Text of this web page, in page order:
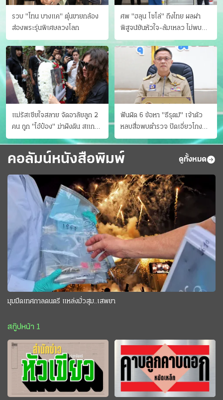
รวบ "โทน บางแค" ตุ๋นขายกล้อง
ส่องพระรุ่นพิเศษลวงโลก
ศพ "ฮลุน โซโล่" ถึงไทย ผลผ่า
พิสูจน์ยันหัวใจ-ล้มเหลว ไม่พบ
บาดแผล
แม่รัสเซียใจสลาย จัดอาลัยลูก 2
คน ถูก "ไอ้ป๋อง" ฆ่าฝังดิน สแกน
ไม่มีศพเพิ่ม
ฟันผิด 6 ข้อหา "ธีรุตม์" เจ้าตัว
หลบสื่อพบตำรวจ ปัดเอี่ยวโกง
สอบท้องถิ่น จ่อบี้รํ่ารวยมากปกติ
คอลัมน์หนังสือพิมพ์ ดูทั้งหมด
มุมมืดเทศกาลดนตรี แหล่งมั่วสุม..เสพยา
สกู๊ปหน้า 1